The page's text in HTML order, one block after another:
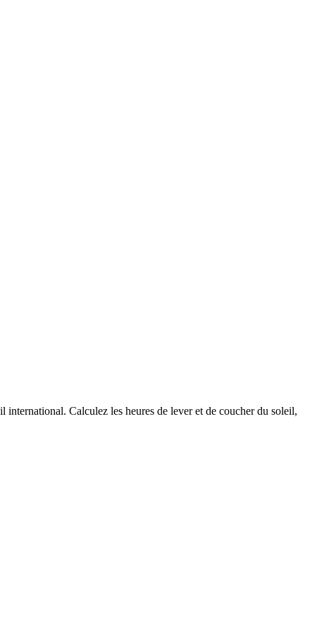
international. Calculez les heures de lever et de coucher du soleil,